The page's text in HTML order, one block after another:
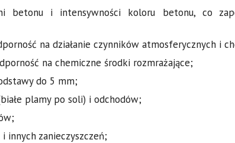
betonu i intensywności koloru betonu, co
na działanie czynników atmosferycznych i
na chemiczne środki rozmrażające;
do 5 mm;
plamy po soli) i odchodów;
innych zanieczyszczeń;